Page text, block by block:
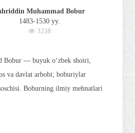
Muhammad Bobur
1483-1530 yy.
3238
Bobur — buyuk o‘zbek shoiri,
va davlat arbobi; boburiylar
Boburning ilmiy mehnatlari